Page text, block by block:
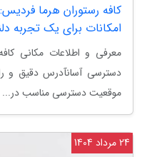
کافه رستوران هرما
امکانات برای یک تجربه
معرفی و اطلاعات مکانی
دسترسی آسانآدرس دقیق و
موقعیت دسترسی مناسب در...
24 مرداد 1404